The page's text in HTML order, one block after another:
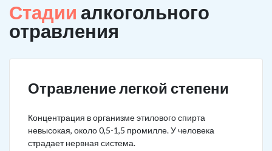
Стадии алкогольного
отравления
Отравление легкой степени
Концентрация в организме этилового спирта
невысокая, около 0,5-1,5 промилле. У человека
страдает нервная система.